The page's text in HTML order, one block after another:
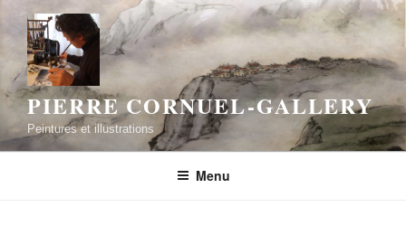
contenu
principal
PIERRE CORNUEL-GALLERY
Peintures et illustrations
Menu